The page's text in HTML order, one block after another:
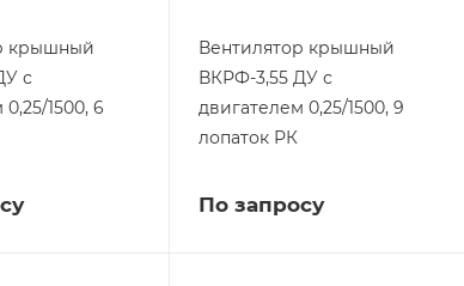
крышный
с
1500, 6
Вентилятор крышный
ВКРФ-3,55 ДУ с
двигателем 0,25/1500, 9
лопаток РК
По запросу